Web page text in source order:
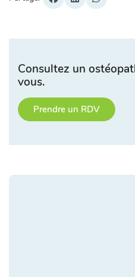
Consultez un
vous.
Prendre un RDV